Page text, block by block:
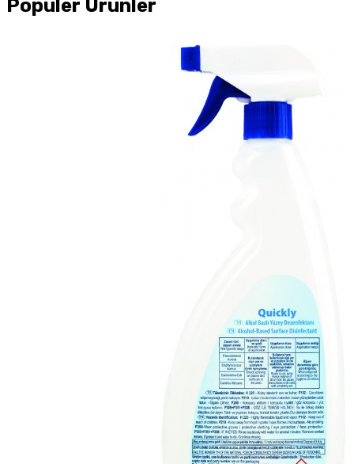
Popüler Ürünler